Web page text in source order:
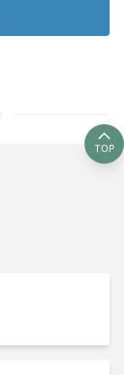
TOP